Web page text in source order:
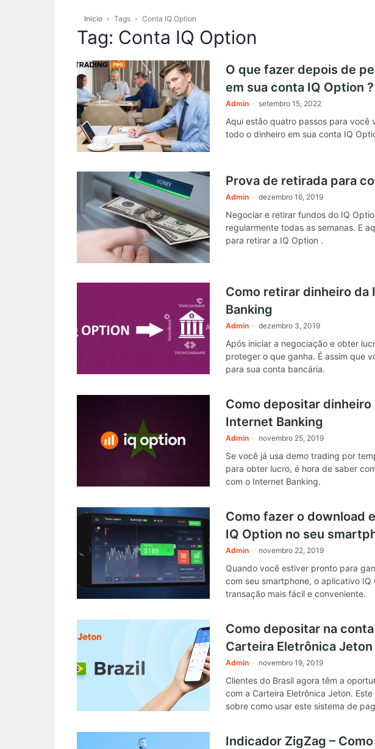
Inicio Tags Conta IQ Option
Tag: Conta IQ Option
O que fazer depois de
em sua conta IQ Option ?
Admin - setembro 15, 2022
Aqui estão quatro passos para
todo o dinheiro em sua conta IQ
Prova de retirada para
Admin - dezembro 16, 2019
Negociar e retirar fundos do IQ
regularmente todas as semanas. E
para retirar a IQ Option .
Como retirar dinheiro
Banking
Admin - dezembro 3, 2019
Após iniciar a negociação e obter
proteger o que ganha. É assim que
para sua conta bancária.
Como depositar dinheiro
Internet Banking
Admin - novembro 25, 2019
Se você já usa demo trading por
para obter lucro, é hora de saber
com o Internet Banking.
Como fazer o download
IQ Option no seu
Admin - novembro 22, 2019
Quando você estiver pronto para
com seu smartphone, o aplicativo
transação mais fácil e conveniente.
Como depositar na
Carteira Eletrônica Jeton
Admin - novembro 19, 2019
Clientes do Brasil agora têm a
com a Carteira Eletrônica Jeton.
sobre como usar este sistema de
Indicador ZigZag –